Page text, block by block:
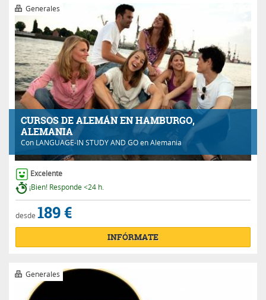
CURSOS DE ALEMÁN EN HAMBURGO,
ALEMANIA
Con LANGUAGE-IN STUDY AND GOen Alemania
Generales
Excelente
¡Bien! Responde <24 h.
desde 189 €
INFÓRMATE
Generales